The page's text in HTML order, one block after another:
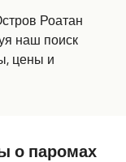
Роатан
наш поиск
цены и
о паромах